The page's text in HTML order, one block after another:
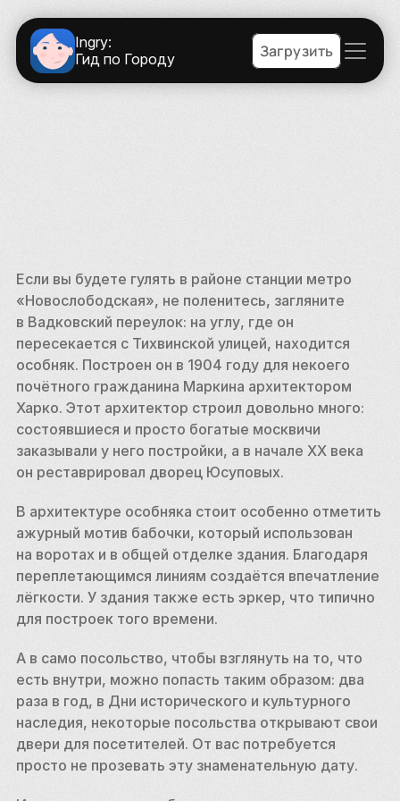
Ingry:
Гид по Городу
Загрузить
Если вы будете гулять в районе станции метро
«Новослободская», не поленитесь, загляните
в Вадковский переулок: на углу, где он
пересекается с Тихвинской улицей, находится
особняк. Построен он в 1904 году для некоего
почётного гражданина Маркина архитектором
Харко. Этот архитектор строил довольно много:
состоявшиеся и просто богатые москвичи
заказывали у него постройки, а в начале XX века
он реставрировал дворец Юсуповых.
В архитектуре особняка стоит особенно отметить
ажурный мотив бабочки, который использован
на воротах и в общей отделке здания. Благодаря
переплетающимся линиям создаётся впечатление
лёгкости. У здания также есть эркер, что типично
для построек того времени.
А в само посольство, чтобы взглянуть на то, что
есть внутри, можно попасть таким образом: два
раза в год, в Дни исторического и культурного
наследия, некоторые посольства открывают свои
двери для посетителей. От вас потребуется
просто не прозевать эту знаменательную дату.